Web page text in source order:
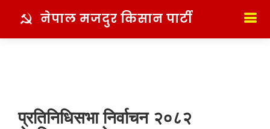
नेपाल मजदुर किसान पार्टी
प्रतिनिधिसभा निर्वाचन २०८२